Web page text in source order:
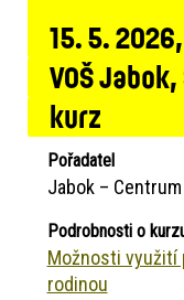
15. 5.
VOŠ
kurz
Pořadatel
Jabok –
Podrobnosti o
Možnosti využití
rodinou